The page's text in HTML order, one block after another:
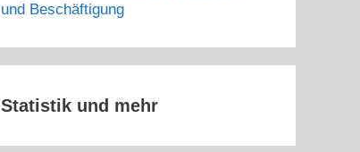
und Beschäftigung
Statistik und mehr